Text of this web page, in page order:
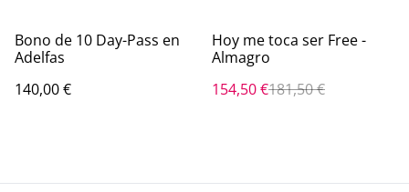
Bono de 10 Day-Pass en
Adelfas
140,00 €
%
Hoy me toca ser Free -
Almagro
154,50 €181,50 €